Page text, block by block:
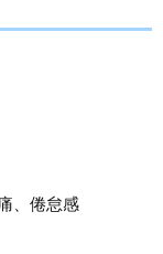
、倦怠感